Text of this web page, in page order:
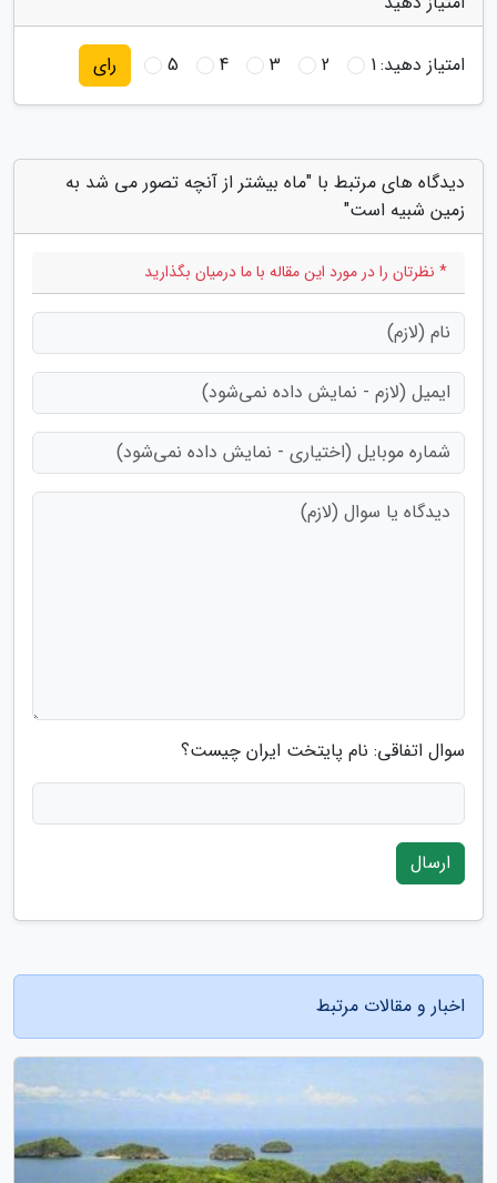
امتیاز دهید:1
2
3
4
5 رای
دیدگاه های مرتبط با "ماه بیشتر از آنچه تصور می شد به
زمین شبیه است"
* نظرتان را در مورد این مقاله با ما درمیان بگذارید
سوال اتفاقی: نام پایتخت ایران چیست؟
ارسال
اخبار و مقالات مرتبط